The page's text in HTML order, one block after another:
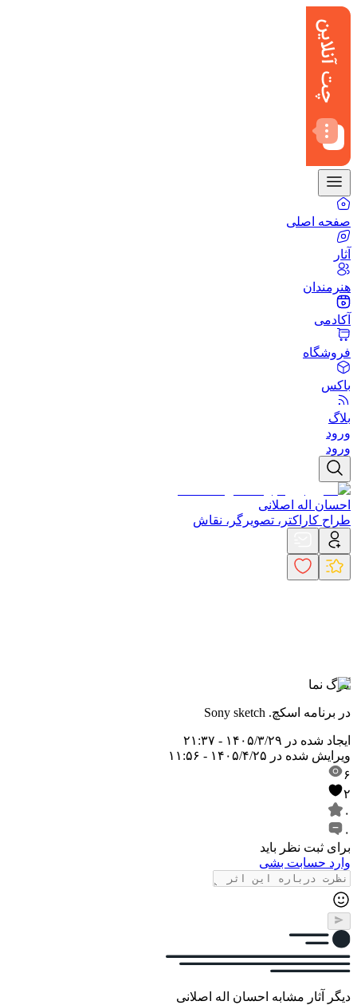
صفحه اصلی
آثار
هنرمندان
آکادمی
فروشگاه
باکس
بلاگ
ورود
ورود
احسان اله اصلانی
طراح کاراکتر، تصویرگر، نقاش
گرگ نما
در برنامه اسکچ. Sony sketch
ایجاد شده در ۱۴۰۵/۳/۲۹ - ۲۱:۳۷
ویرایش شده در ۱۴۰۵/۴/۲۵ - ۱۱:۵۶
۶
۲
۰
۰
برای ثبت نظر باید
وارد حسابت بشی
دیگر آثار مشابه احسان اله اصلانی